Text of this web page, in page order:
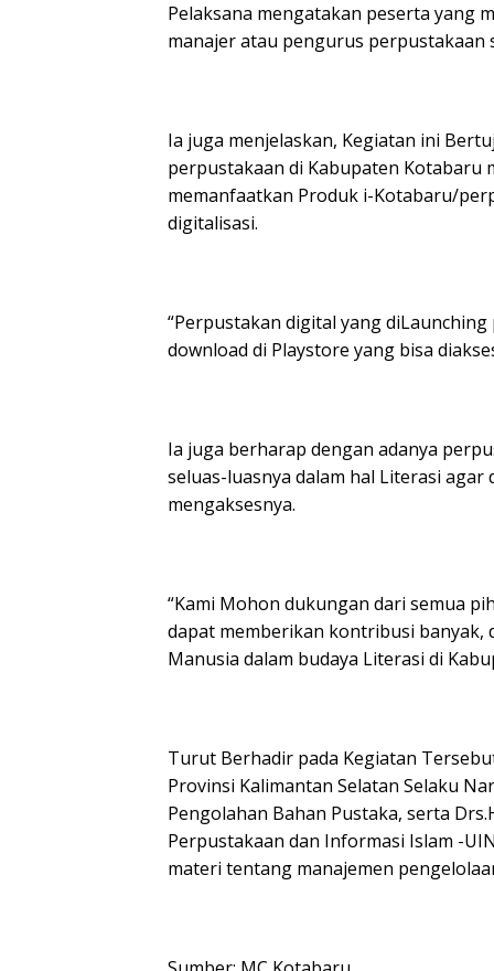
Pelaksana mengatakan peserta yang
manajer atau pengurus perpustakaan
Ia juga menjelaskan, Kegiatan ini
perpustakaan di Kabupaten Kotabaru
memanfaatkan Produk i-Kotabaru/
digitalisasi.
“Perpustakan digital yang
download di Playstore yang bisa
Ia juga berharap dengan adanya
seluas-luasnya dalam hal Literasi
mengaksesnya.
“Kami Mohon dukungan dari semua
dapat memberikan kontribusi banyak,
Manusia dalam budaya Literasi di
Turut Berhadir pada Kegiatan
Provinsi Kalimantan Selatan Selaku
Pengolahan Bahan Pustaka, serta
Perpustakaan dan Informasi Islam -
materi tentang manajemen